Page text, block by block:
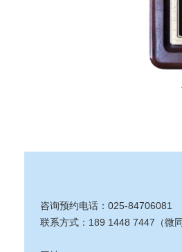
咨询预约电话：025-84706081
联系方式：189 1448 7447（微